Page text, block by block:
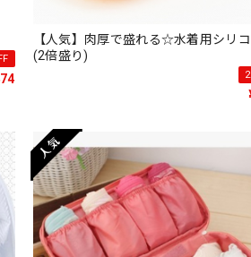
【人気】肉厚で盛れる☆水着用シリ
(2倍盛り)